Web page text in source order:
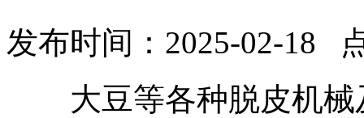
发布时间：2025-02-18
大豆等各种脱皮机械